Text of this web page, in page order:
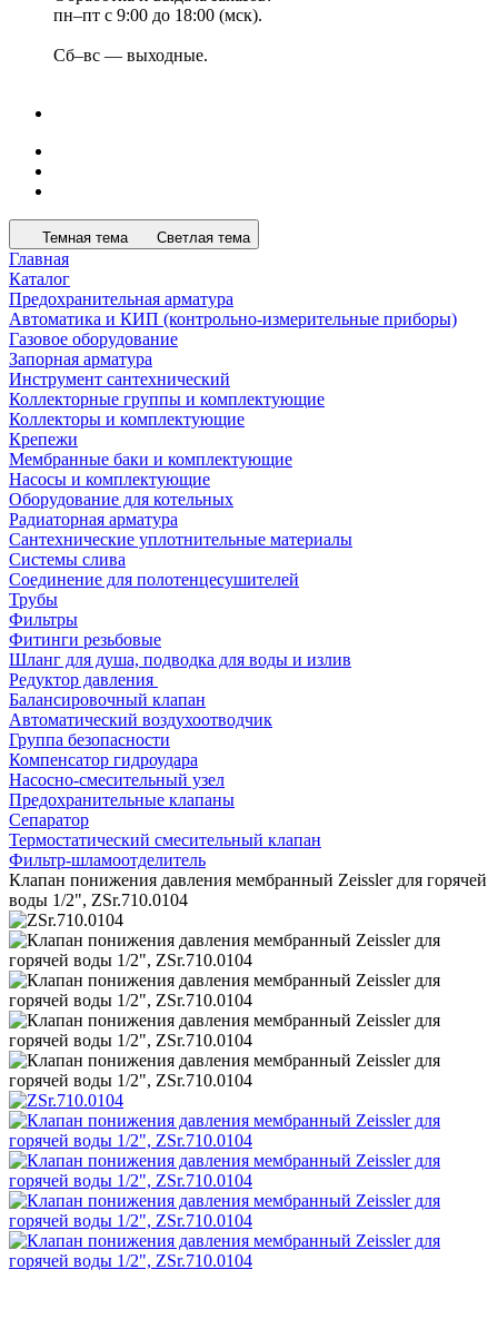
пн–пт с 9:00 до 18:00 (мск).
Сб–вс — выходные.
Темная тема Светлая тема
Главная
Каталог
Предохранительная арматура
Автоматика и КИП (контрольно-измерительные приборы)
Газовое оборудование
Запорная арматура
Инструмент сантехнический
Коллекторные группы и комплектующие
Коллекторы и комплектующие
Крепежи
Мембранные баки и комплектующие
Насосы и комплектующие
Оборудование для котельных
Радиаторная арматура
Сантехнические уплотнительные материалы
Системы слива
Соединение для полотенцесушителей
Трубы
Фильтры
Фитинги резьбовые
Шланг для душа, подводка для воды и излив
Редуктор давления
Балансировочный клапан
Автоматический воздухоотводчик
Группа безопасности
Компенсатор гидроудара
Насосно-смесительный узел
Предохранительные клапаны
Сепаратор
Термостатический смесительный клапан
Фильтр-шламоотделитель
Клапан понижения давления мембранный Zeissler для горячей
воды 1/2", ZSr.710.0104